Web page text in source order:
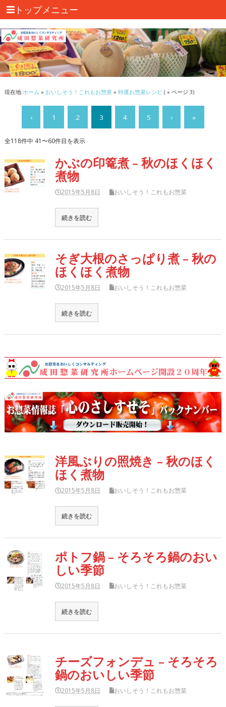
トップメニュー
現在地:ホーム » おいしそう！これもお惣菜» 特選お惣菜レシピ( » ページ 3)
‹ 1 2 3 4 5 › »
全118件中 41〜60件目を表示
かぶの印篭煮 – 秋のほくほく
煮物
2015年5月8日 おいしそう！これもお惣菜
続きを読む
そぎ大根のさっぱり煮 – 秋の
ほくほく煮物
2015年5月8日 おいしそう！これもお惣菜
続きを読む
洋風ぶりの照焼き – 秋のほく
ほく煮物
2015年5月8日 おいしそう！これもお惣菜
続きを読む
ポトフ鍋 – そろそろ鍋のおい
しい季節
2015年5月8日 おいしそう！これもお惣菜
続きを読む
チーズフォンデュ – そろそろ
鍋のおいしい季節
2015年5月8日 おいしそう！これもお惣菜